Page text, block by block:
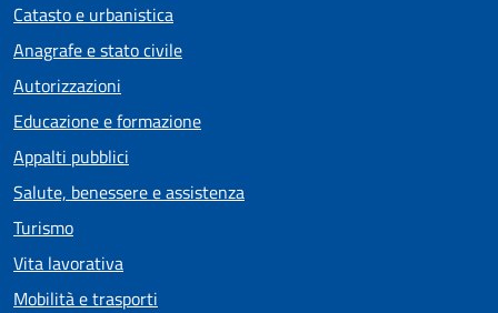
Catasto e urbanistica
Anagrafe e stato civile
Autorizzazioni
Educazione e formazione
Appalti pubblici
Salute, benessere e assistenza
Turismo
Vita lavorativa
Mobilità e trasporti